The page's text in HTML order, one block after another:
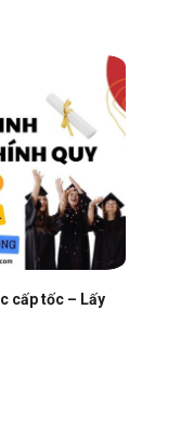
cấp tốc – Lấy